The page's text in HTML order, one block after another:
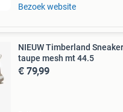
Bezoek website
NIEUW Timberland
taupe mesh mt 44.5
€ 79,99